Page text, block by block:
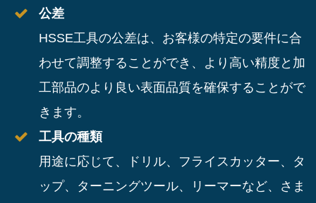
公差
HSSE工具の公差は、お客様の特定の要件に合
わせて調整することができ、より高い精度と加
工部品のより良い表面品質を確保することがで
きます。
工具の種類
用途に応じて、ドリル、フライスカッター、タ
ップ、ターニングツール、リーマーなど、さま